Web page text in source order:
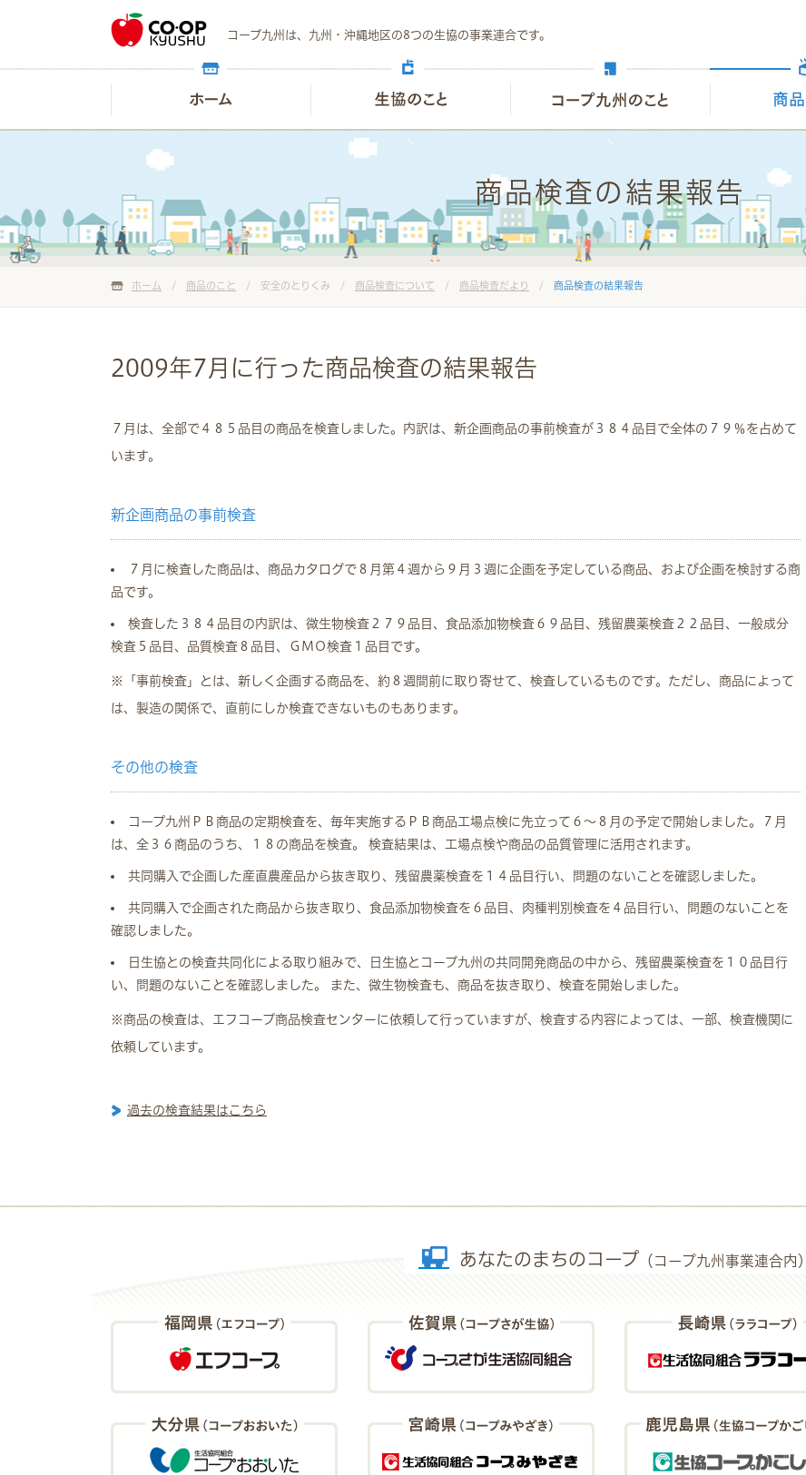
コープ九州は、九州・沖縄地区の8つの生協の事業連合です。
商品検査の結果報告
ホーム / 商品のこと / 安全のとりくみ / 商品検査について / 商品検査だより / 商品検査の結果報告
2009年7月に行った商品検査の結果報告
７月は、全部で４８５品目の商品を検査しました。内訳は、新企画商品の事前検査が３８４品目で全体の７９％を占めて
います。
新企画商品の事前検査
７月に検査した商品は、商品カタログで８月第４週から９月３週に企画を予定している商品、および企画を検討する商
品です。
検査した３８４品目の内訳は、微生物検査２７９品目、食品添加物検査６９品目、残留農薬検査２２品目、一般成分
検査５品目、品質検査８品目、ＧＭＯ検査１品目です。
※「事前検査」とは、新しく企画する商品を、約８週間前に取り寄せて、検査しているものです。ただし、商品によって
は、製造の関係で、直前にしか検査できないものもあります。
その他の検査
コープ九州ＰＢ商品の定期検査を、毎年実施するＰＢ商品工場点検に先立って６～８月の予定で開始しました。７月
は、全３６商品のうち、１８の商品を検査。 検査結果は、工場点検や商品の品質管理に活用されます。
共同購入で企画した産直農産品から抜き取り、残留農薬検査を１４品目行い、問題のないことを確認しました。
共同購入で企画された商品から抜き取り、食品添加物検査を６品目、肉種判別検査を４品目行い、問題のないことを
確認しました。
日生協との検査共同化による取り組みで、日生協とコープ九州の共同開発商品の中から、残留農薬検査を１０品目行
い、問題のないことを確認しました。 また、微生物検査も、商品を抜き取り、検査を開始しました。
※商品の検査は、エフコープ商品検査センターに依頼して行っていますが、検査する内容によっては、一部、検査機関に
依頼しています。
過去の検査結果はこちら
あなたのまちのコープ （コープ九州事業連合内）